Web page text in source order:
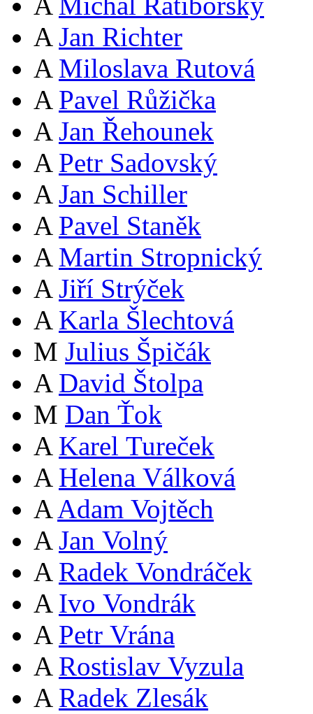
A Jan Richter
A Miloslava Rutová
A Pavel Růžička
A Jan Řehounek
A Petr Sadovský
A Jan Schiller
A Pavel Staněk
A Martin Stropnický
A Jiří Strýček
A Karla Šlechtová
M Julius Špičák
A David Štolpa
M Dan Ťok
A Karel Tureček
A Helena Válková
A Adam Vojtěch
A Jan Volný
A Radek Vondráček
A Ivo Vondrák
A Petr Vrána
A Rostislav Vyzula
A Radek Zlesák